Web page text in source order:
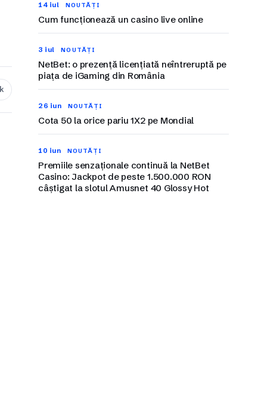
14 iul NOUTĂȚI
Cum funcționează un casino live online
3 iul NOUTĂȚI
NetBet: o prezență licențiată neîntreruptă pe
piața de iGaming din România
26 iun NOUTĂȚI
Cota 50 la orice pariu 1X2 pe Mondial
10 iun NOUTĂȚI
Premiile senzaționale continuă la NetBet
Casino: Jackpot de peste 1.500.000 RON
câștigat la slotul Amusnet 40 Glossy Hot